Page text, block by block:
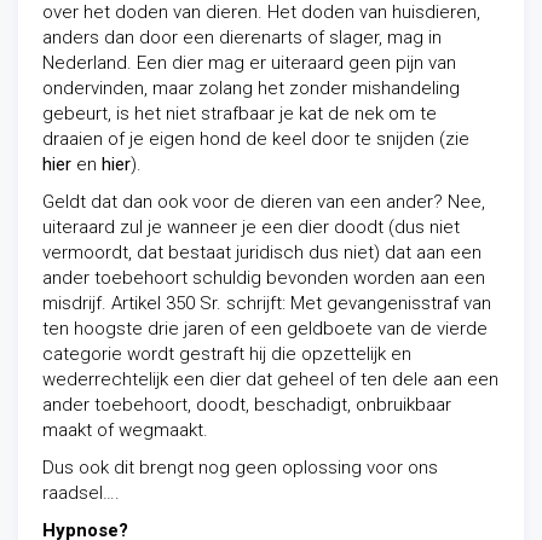
over het doden van dieren. Het doden van huisdieren,
anders dan door een dierenarts of slager, mag in
Nederland. Een dier mag er uiteraard geen pijn van
ondervinden, maar zolang het zonder mishandeling
gebeurt, is het niet strafbaar je kat de nek om te
draaien of je eigen hond de keel door te snijden (zie
hier en hier).
Geldt dat dan ook voor de dieren van een ander? Nee,
uiteraard zul je wanneer je een dier doodt (dus niet
vermoordt, dat bestaat juridisch dus niet) dat aan een
ander toebehoort schuldig bevonden worden aan een
misdrijf. Artikel 350 Sr. schrijft: Met gevangenisstraf van
ten hoogste drie jaren of een geldboete van de vierde
categorie wordt gestraft hij die opzettelijk en
wederrechtelijk een dier dat geheel of ten dele aan een
ander toebehoort, doodt, beschadigt, onbruikbaar
maakt of wegmaakt.
Dus ook dit brengt nog geen oplossing voor ons
raadsel….
Hypnose?